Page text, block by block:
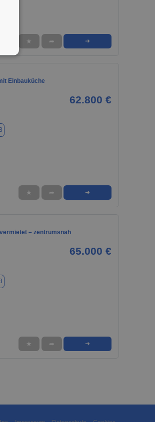
★ ➦ ➜
Einbauküche
62.800 €
★ ➦ ➜
– zentrumsnah
65.000 €
★ ➦ ➜